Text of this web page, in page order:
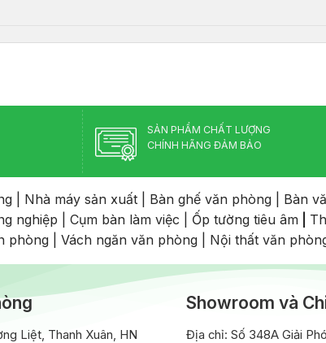
SẢN PHẨM CHẤT LƯỢNG
CHÍNH HÃNG ĐẢM BẢO
Nhà máy sản xuất Bàn ghế văn phòng Bàn
nghiệp Cụm bàn làm việc Ốp tường tiêu âm
phòng Vách ngăn văn phòng Nội thất văn
Liệt, Thanh Xuân, HN
Showroom và
Địa chỉ: Số 348A Giải